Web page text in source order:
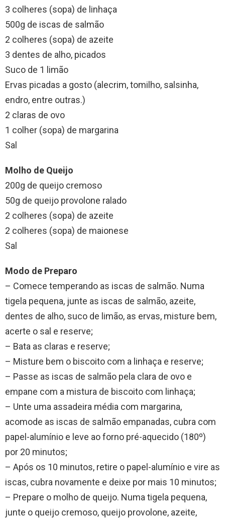
3 colheres (sopa) de linhaça
500g de iscas de salmão
2 colheres (sopa) de azeite
3 dentes de alho, picados
Suco de 1 limão
Ervas picadas a gosto (alecrim, tomilho, salsinha,
endro, entre outras.)
2 claras de ovo
1 colher (sopa) de margarina
Sal
Molho de Queijo
200g de queijo cremoso
50g de queijo provolone ralado
2 colheres (sopa) de azeite
2 colheres (sopa) de maionese
Sal
Modo de Preparo
– Comece temperando as iscas de salmão. Numa
tigela pequena, junte as iscas de salmão, azeite,
dentes de alho, suco de limão, as ervas, misture bem,
acerte o sal e reserve;
– Bata as claras e reserve;
– Misture bem o biscoito com a linhaça e reserve;
– Passe as iscas de salmão pela clara de ovo e
empane com a mistura de biscoito com linhaça;
– Unte uma assadeira média com margarina,
acomode as iscas de salmão empanadas, cubra com
papel-alumínio e leve ao forno pré-aquecido (180º)
por 20 minutos;
– Após os 10 minutos, retire o papel-alumínio e vire as
iscas, cubra novamente e deixe por mais 10 minutos;
– Prepare o molho de queijo. Numa tigela pequena,
junte o queijo cremoso, queijo provolone, azeite,